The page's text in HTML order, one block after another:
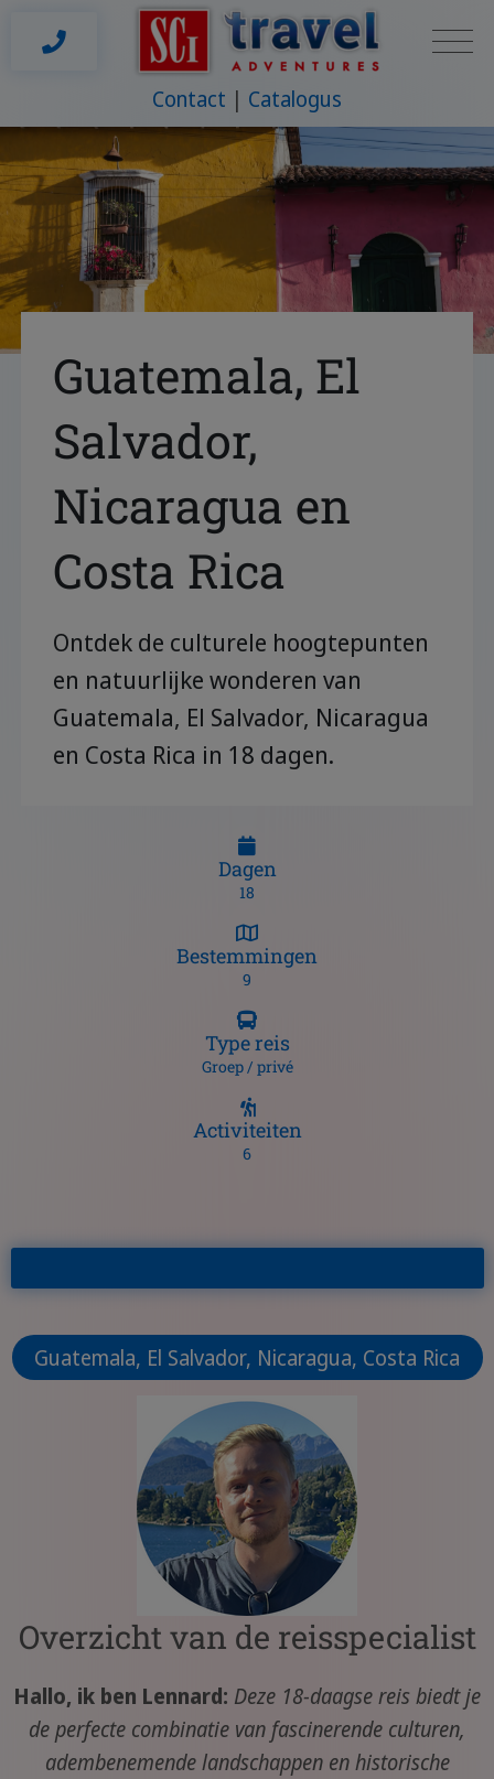
Contact Catalogus
Guatemala, El
Salvador,
Nicaragua en
Costa Rica
Ontdek de culturele hoogtepunten
en natuurlijke wonderen van
Guatemala, El Salvador, Nicaragua
en Costa Rica in 18 dagen.
Dagen
18
Bestemmingen
9
Type reis
Groep / privé
Activiteiten
6
Guatemala, El Salvador, Nicaragua, Costa Rica
Overzicht van de reisspecialist
Hallo, ik ben Lennard: Deze 18-daagse reis biedt je
de perfecte combinatie van fascinerende culturen,
adembenemende landschappen en historische